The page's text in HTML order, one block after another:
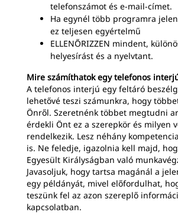
telefonszámot és e-mail-címet.
Ha egynél több programra
ez teljesen egyértelmű
ELLENŐRIZZEN mindent,
helyesírást és a nyelvtant.
Mire számíthatok egy telefonos
A telefonos interjú egy feltáró
lehetővé teszi számunkra, hogy
Önről. Szeretnénk többet megtudni
érdekli Önt ez a szerepkör és milyen
rendelkezik. Lesz néhány
is. Ne feledje, igazolnia kell majd,
Egyesült Királyságban való
Javasoljuk, hogy tartsa magánál a
egy példányát, mivel előfordulhat,
teszünk fel az azon szereplő
kapcsolatban.